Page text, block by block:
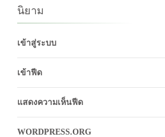
นิยาม
เข้าสู่ระบบ
เข้าฟีด
แสดงความเห็นฟีด
WORDPRESS.ORG